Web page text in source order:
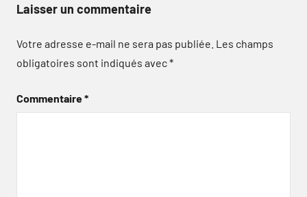
Laisser un commentaire
Votre adresse e-mail ne sera pas publiée. Les champs
obligatoires sont indiqués avec*
Commentaire*